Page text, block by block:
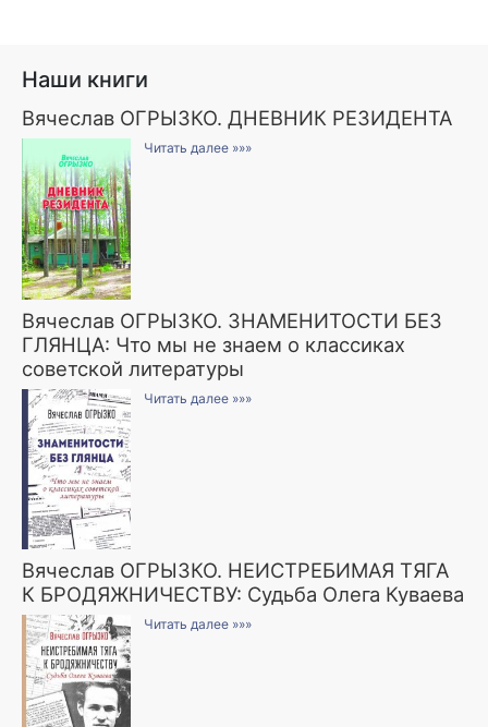
Наши книги
Вячеслав ОГРЫЗКО. ДНЕВНИК РЕЗИДЕНТА
Читать далее »»»
Вячеслав ОГРЫЗКО. ЗНАМЕНИТОСТИ БЕЗ
ГЛЯНЦА: Что мы не знаем о классиках
советской литературы
Читать далее »»»
Вячеслав ОГРЫЗКО. НЕИСТРЕБИМАЯ ТЯГА
К БРОДЯЖНИЧЕСТВУ: Судьба Олега Куваева
Читать далее »»»